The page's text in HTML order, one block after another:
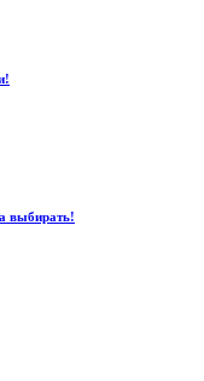
выбирать!